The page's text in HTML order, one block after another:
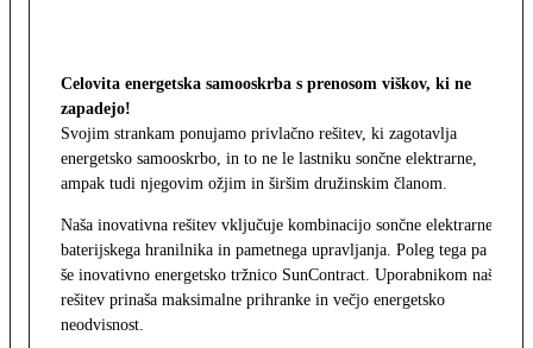
Celovita energetska samooskrba s prenosom viškov, ki ne
zapadejo!
Svojim strankam ponujamo privlačno rešitev, ki zagotavlja
energetsko samooskrbo, in to ne le lastniku sončne elektrarne,
ampak tudi njegovim ožjim in širšim družinskim članom.
Naša inovativna rešitev vključuje kombinacijo sončne elektrarne,
baterijskega hranilnika in pametnega upravljanja. Poleg tega pa
še inovativno energetsko tržnico SunContract. Uporabnikom naša
rešitev prinaša maksimalne prihranke in večjo energetsko
neodvisnost.